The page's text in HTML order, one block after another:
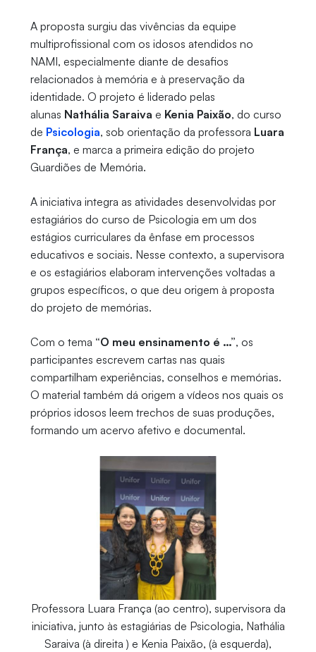
A proposta surgiu das vivências da equipe
multiprofissional com os idosos atendidos no
NAMI, especialmente diante de desafios
relacionados à memória e à preservação da
identidade. O projeto é liderado pelas
alunas Nathália Saraiva e Kenia Paixão, do curso
de Psicologia, sob orientação da professora Luara
França, e marca a primeira edição do projeto
Guardiões de Memória.
A iniciativa integra as atividades desenvolvidas por
estagiários do curso de Psicologia em um dos
estágios curriculares da ênfase em processos
educativos e sociais. Nesse contexto, a supervisora
e os estagiários elaboram intervenções voltadas a
grupos específicos, o que deu origem à proposta
do projeto de memórias.
Com o tema “O meu ensinamento é …”, os
participantes escrevem cartas nas quais
compartilham experiências, conselhos e memórias.
O material também dá origem a vídeos nos quais os
próprios idosos leem trechos de suas produções,
formando um acervo afetivo e documental.
Professora Luara França (ao centro), supervisora da
iniciativa, junto às estagiárias de Psicologia, Nathália
Saraiva (à direita ) e Kenia Paixão, (à esquerda),